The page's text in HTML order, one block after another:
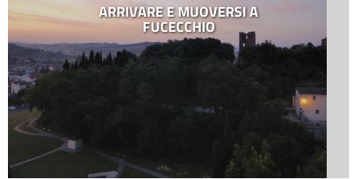
ARRIVARE E MUOVERSI A
FUCECCHIO